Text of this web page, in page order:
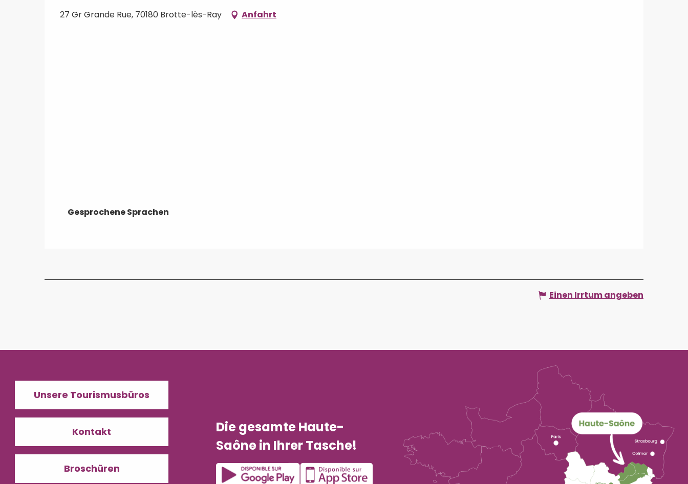
27 Gr Grande Rue, 70180 Brotte-lès-Ray Anfahrt
Gesprochene Sprachen
Gesprochene Sprachen
Einen Irrtum angeben
Unsere Tourismusbüros
Kontakt
Broschüren
Die gesamte Haute-
Saône in Ihrer Tasche!